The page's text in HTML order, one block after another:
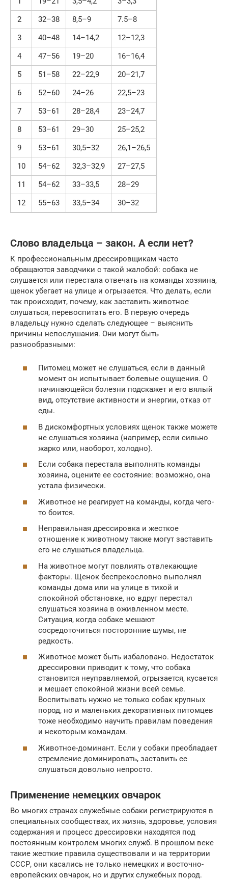
2
32–38 8,5–9
7.5–8
3
40–48 14–14,2
12–12,3
4
47–56 19–20
16–16,4
5
51–58 22–22,9
20–21,7
6
52–60 24–26
22,5–23
7
53–61 28–28,4
23–24,7
8
53–61 29–30
25–25,2
9
53–61 30,5–32
26,1–26,5
10
54–62 32,3–32,9
27–27,5
11
54–62 33–33,5
28–29
12
55–63 33,5–34 30–32
Слово владельца – закон. А если нет?
К профессиональным дрессировщикам часто
обращаются заводчики с такой жалобой: собака не
слушается или перестала отвечать на команды хозяина,
щенок убегает на улице и огрызается. Что делать, если
так происходит, почему, как заставить животное
слушаться, перевоспитать его. В первую очередь
владельцу нужно сделать следующее – выяснить
причины непослушания. Они могут быть
разнообразными:
Питомец может не слушаться, если в данный
момент он испытывает болевые ощущения. О
начинающейся болезни подскажет и его вялый
вид, отсутствие активности и энергии, отказ от
еды.
В дискомфортных условиях щенок также можете
не слушаться хозяина (например, если сильно
жарко или, наоборот, холодно).
Если собака перестала выполнять команды
хозяина, оцените ее состояние: возможно, она
устала физически.
Животное не реагирует на команды, когда чего-
то боится.
Неправильная дрессировка и жесткое
отношение к животному также могут заставить
его не слушаться владельца.
На животное могут повлиять отвлекающие
факторы. Щенок беспрекословно выполнял
команды дома или на улице в тихой и
спокойной обстановке, но вдруг перестал
слушаться хозяина в оживленном месте.
Ситуация, когда собаке мешают
сосредоточиться посторонние шумы, не
редкость.
Животное может быть избаловано. Недостаток
дрессировки приводит к тому, что собака
становится неуправляемой, огрызается, кусается
и мешает спокойной жизни всей семье.
Воспитывать нужно не только собак крупных
пород, но и маленьких декоративных питомцев
тоже необходимо научить правилам поведения
и некоторым командам.
Животное-доминант. Если у собаки преобладает
стремление доминировать, заставить ее
слушаться довольно непросто.
Применение немецких овчарок
Во многих странах служебные собаки регистрируются в
специальных сообществах, их жизнь, здоровье, условия
содержания и процесс дрессировки находятся под
постоянным контролем многих служб. В прошлом веке
такие жесткие правила существовали и на территории
СССР, они касались не только немецких и восточно-
европейских овчарок, но и других служебных пород.